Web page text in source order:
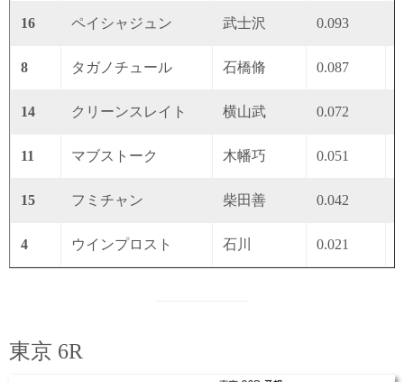
16 ペイシャジュン 武士沢 0.093
8 タガノチュール 石橋脩 0.087
14 クリーンスレイト 横山武 0.072
11 マブストーク 木幡巧 0.051
15 フミチャン 柴田善 0.042
4 ウインプロスト 石川 0.021
東京 6R